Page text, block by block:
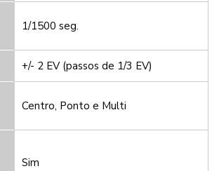
1/1500 seg.
+/- 2 EV (passos de 1/3 EV)
Centro, Ponto e Multi
Sim